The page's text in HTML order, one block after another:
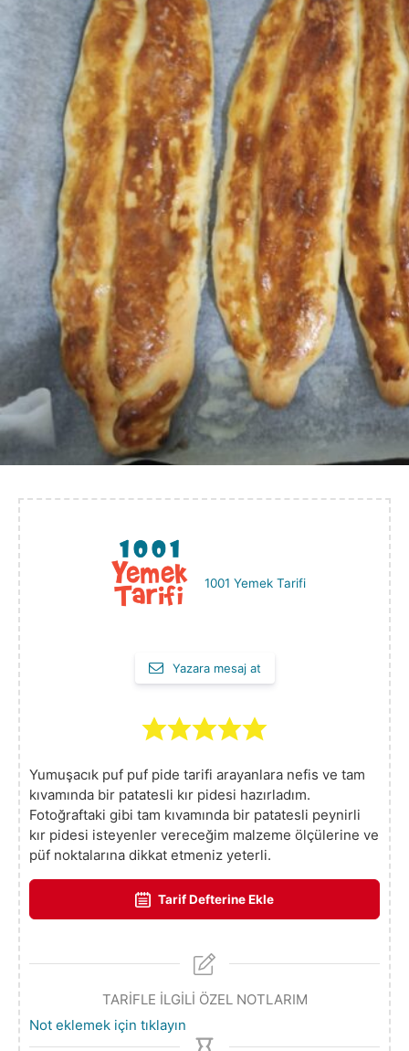
1001 Yemek Tarifi
Yazara mesaj at
Yumuşacık puf puf pide tarifi arayanlara nefis ve tam
kıvamında bir patatesli kır pidesi hazırladım.
Fotoğraftaki gibi tam kıvamında bir patatesli peynirli
kır pidesi isteyenler vereceğim malzeme ölçülerine ve
püf noktalarına dikkat etmeniz yeterli.
Tarif Defterine Ekle
TARİFLE İLGİLİ ÖZEL NOTLARIM
Not eklemek için tıklayın